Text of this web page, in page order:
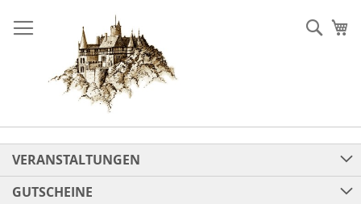
zum
Inhalt
VERANSTALTUNGEN
GUTSCHEINE